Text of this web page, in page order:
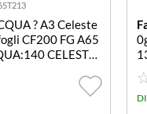
? A3 Celeste
CF200 FG A65
CELESTE